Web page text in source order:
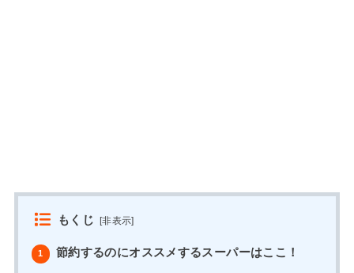
もくじ [非表示]
1 節約するのにオススメするスーパーはここ！